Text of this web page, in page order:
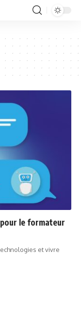
le formateur
et vivre